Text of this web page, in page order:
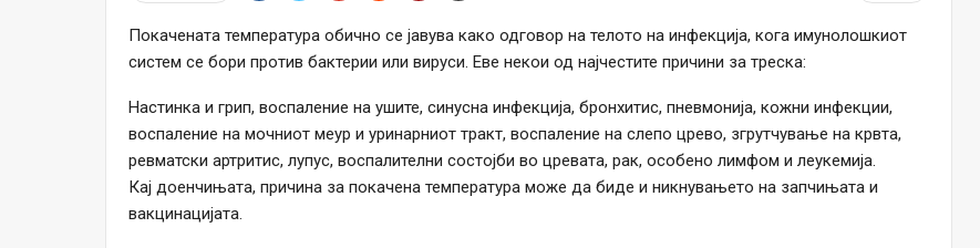
Покачената температура обично се јавува како одговор на телото на инфекција, кога имунолошкиот
систем се бори против бактерии или вируси. Еве некои од најчестите причини за треска:
Настинка и грип, воспаление на ушите, синусна инфекција, бронхитис, пневмонија, кожни инфекции,
воспаление на мочниот меур и уринарниот тракт, воспаление на слепо црево, згрутчување на крвта,
ревматски артритис, лупус, воспалителни состојби во цревата, рак, особено лимфом и леукемија.
Кај доенчињата, причина за покачена температура може да биде и никнувањето на запчињата и
вакцинацијата.